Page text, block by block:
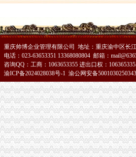
项新措施引导工业企业盘大盘
抓加经纪人监管
管辣椒收购订单合同
公司注销加夏粮收购市场监管
条措施做好旱救灾确保安全工作
注销税务场健康发展
措并举全力开展旱救灾工作
分公司注销服务县域蔬菜产业
工作做出重要批示
步加信息化建设整改工作
旱救灾安全工作
救灾
服务主义新农村建设
信息官（CIO） 重庆市工商局副局长李晞朦以综
积投身旱救灾主战场
重庆帅博企业管理有限公司 地址：重庆渝中区长
电话：023-63653351 13368080804 邮箱：
咨询QQ：工商：1063653355 进出口权：
渝ICP备2024028038号-1 渝公网安备